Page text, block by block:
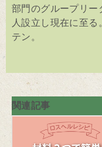
部門のグループリー
人設立し現在に至
テン。
関連記事